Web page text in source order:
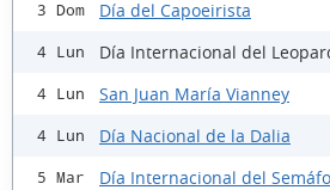
3 Dom Día del Capoeirista
4 Lun Día Internacional del
4 Lun San Juan María Vianney
4 Lun Día Nacional de la Dalia
5 Mar Día Internacional del